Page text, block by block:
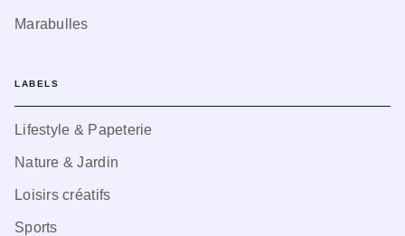
Marabulles
LABELS
Lifestyle & Papeterie
Nature & Jardin
Loisirs créatifs
Sports